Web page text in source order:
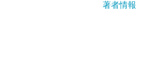
著者情報